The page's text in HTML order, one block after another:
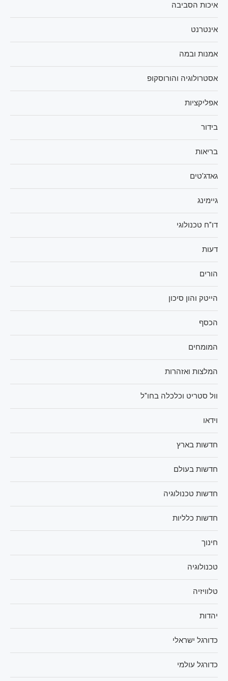
איכות הסביבה
אינטרנט
אמנות ובמה
אסטרולוגיה והורוסקופ
אפליקציות
בידור
בריאות
גאדג'טים
גיימינג
דו"ח טכנולוגי
דעות
הורים
הייטק והון סיכון
הכסף
המומחים
המלצות ואזהרות
וול סטריט וכלכלה בחו"ל
וידאו
חדשות בארץ
חדשות בעולם
חדשות טכנולוגיה
חדשות כלליות
חינוך
טכנולוגיה
טלוויזיה
יהדות
כדורגל ישראלי
כדורגל עולמי